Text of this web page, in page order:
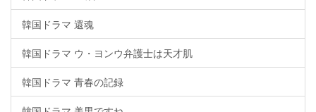
韓国ドラマ 還魂
韓国ドラマ ウ・ヨンウ弁護士は天才肌
韓国ドラマ 青春の記録